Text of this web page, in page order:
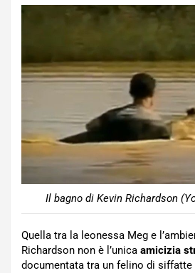
Il bagno di Kevin Richardson
Quella tra la leonessa Meg e
Richardson non è l’unica amicizia
documentata tra un felino di siffatte